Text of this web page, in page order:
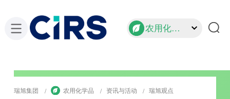
农用化学品
瑞旭集团 农用化学品 资讯与活动 瑞旭观点